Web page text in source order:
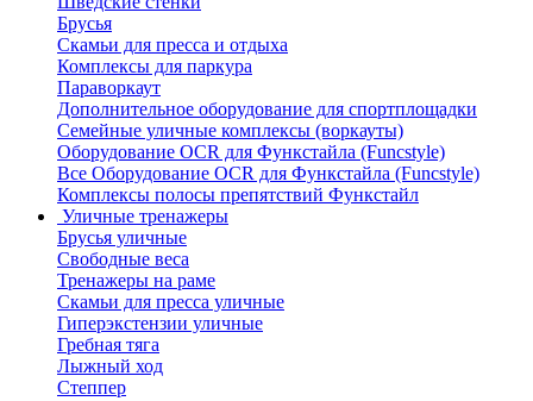
Брусья
Скамьи для пресса и отдыха
Комплексы для паркура
Параворкаут
Дополнительное оборудование для спортплощадки
Семейные уличные комплексы (воркауты)
Оборудование OCR для Функстайла (Funcstyle)
Все Оборудование OCR для Функстайла (Funcstyle)
Комплексы полосы препятствий Функстайл
Уличные тренажеры
Брусья уличные
Свободные веса
Тренажеры на раме
Скамьи для пресса уличные
Гиперэкстензии уличные
Гребная тяга
Лыжный ход
Степпер